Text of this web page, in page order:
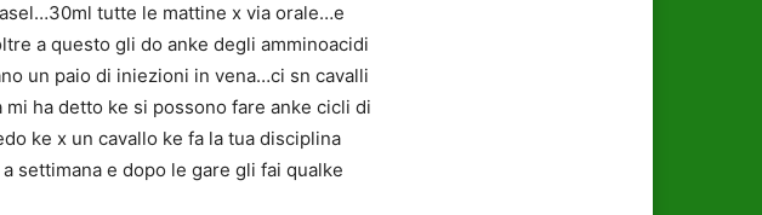
tutte le mattine x via orale…e
a questo gli do anke degli amminoacidi
un paio di iniezioni in vena…ci sn cavalli
ha detto ke si possono fare anke cicli di
ke x un cavallo ke fa la tua disciplina
settimana e dopo le gare gli fai qualke